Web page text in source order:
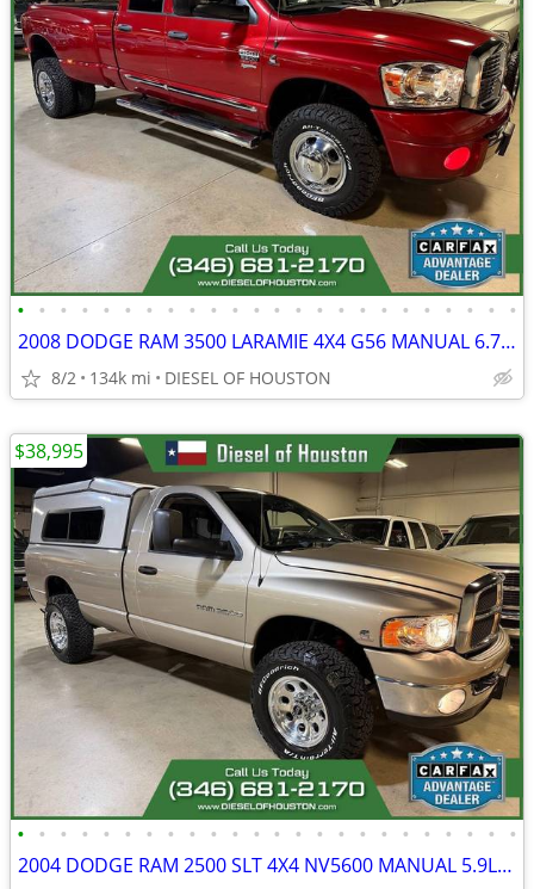
• • • • • • • • • • • • • • • • • • • • • • • •
2008 DODGE RAM 3500 LARAMIE 4X4 G56 MANUAL 6.7L CUMMINS DIESEL
8/2 134k mi DIESEL OF HOUSTON
• • • • • • • • • • • • • • • • • • • • • • • •
2004 DODGE RAM 2500 SLT 4X4 NV5600 MANUAL 5.9L CUMMINS DIESEL
$38,995